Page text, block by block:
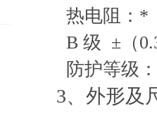
热电阻：*
B 级 ±（
防护等级
3、 外形及